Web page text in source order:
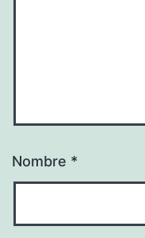
Nombre *